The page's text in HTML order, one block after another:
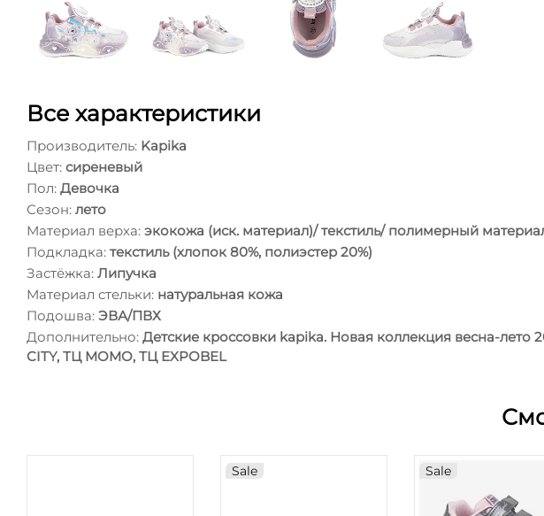
Все характеристики
Производитель: Kapika
Цвет: сиреневый
Пол: Девочка
Сезон: лето
Материал верха: экокожа (иск. материал)/ текстиль/ полимерный
Подкладка: текстиль (хлопок 80%, полиэстер 20%)
Застёжка: Липучка
Материал стельки: натуральная кожа
Подошва: ЭВА/ПВХ
Дополнительно: Детские кроссовки kapika. Новая коллекция весна-лето
CITY, ТЦ MOMO, ТЦ EXPOBEL
Sale Sale